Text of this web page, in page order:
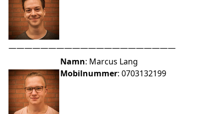
—————————————————————
Namn: Marcus Lang
Mobilnummer: 0703132199